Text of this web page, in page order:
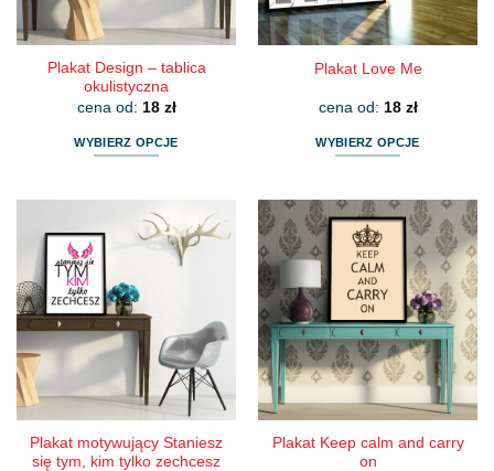
produktu
produktu
Plakat Design – tablica
okulistyczna
cena od: 18 zł
WYBIERZ OPCJE
wiele
wariantów.
Opcje
można
wybrać
na
stronie
produktu
Plakat Love Me
cena od: 18 zł
WYBIERZ OPCJE
ma
wiele
wariantów.
Opcje
można
wybrać
na
stronie
produktu
Plakat motywujący Staniesz
się tym, kim tylko zechcesz
Plakat Keep calm and carry
on